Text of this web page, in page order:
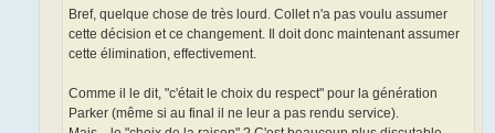
Bref, quelque chose de très lourd. Collet n'a pas voulu assumer
cette décision et ce changement. Il doit donc maintenant assumer
cette élimination, effectivement.
Comme il le dit, "c'était le choix du respect" pour la génération
Parker (même si au final il ne leur a pas rendu service).